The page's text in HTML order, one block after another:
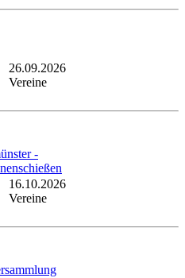
26.09.2026
Vereine
-
16.10.2026
Vereine